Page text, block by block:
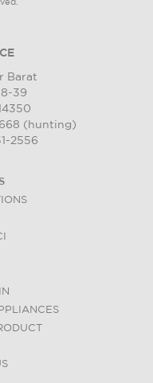
Barat
39
(hunting)
2556